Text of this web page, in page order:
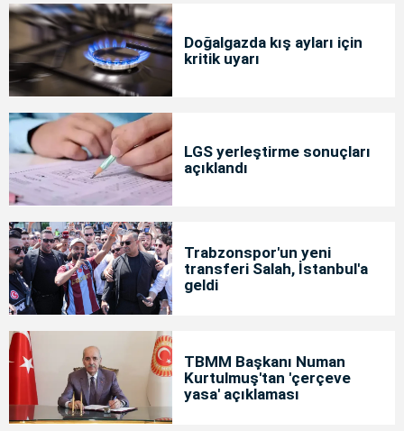
Doğalgazda kış ayları için
kritik uyarı
LGS yerleştirme sonuçları
açıklandı
Trabzonspor'un yeni
transferi Salah, İstanbul'a
geldi
TBMM Başkanı Numan
Kurtulmuş'tan 'çerçeve
yasa' açıklaması